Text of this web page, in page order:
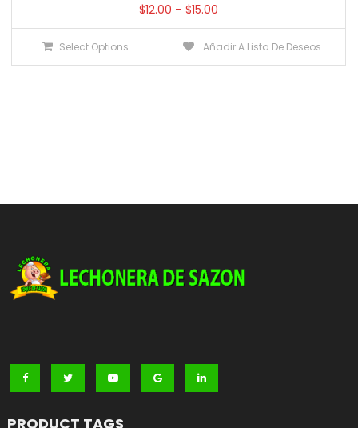
$12.00 –$15.00
Select Options Añadir A Lista De Deseos
PRODUCT TAGS